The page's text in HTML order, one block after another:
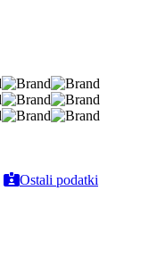
Ostali podatki